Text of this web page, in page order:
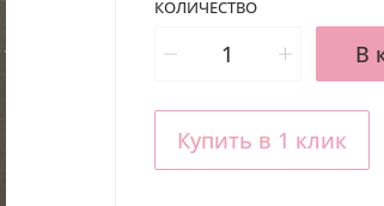
КОЛИЧЕСТВО
В
Купить в 1 клик